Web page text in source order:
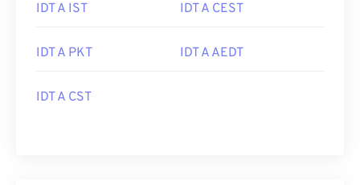
IDT A IST IDT A CEST
IDT A PKT IDT A AEDT
IDT A CST